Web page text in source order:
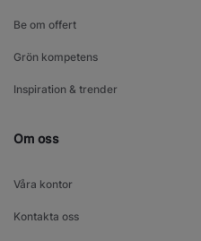
Be om offert
Grön kompetens
Inspiration & trender
Om oss
Våra kontor
Kontakta oss